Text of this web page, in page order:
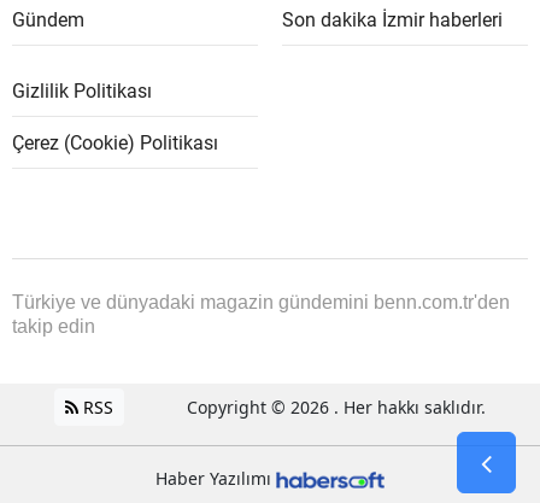
Gündem Son dakika İzmir haberleri
Gizlilik Politikası
Çerez (Cookie) Politikası
Türkiye ve dünyadaki magazin gündemini benn.com.tr'den
takip edin
RSS Copyright © 2026 . Her hakkı saklıdır.
Haber Yazılımı